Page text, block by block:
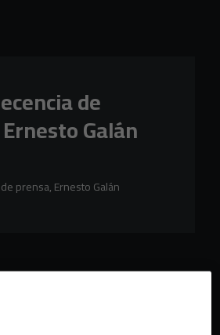
de
Galán
prensa, Ernesto Galán